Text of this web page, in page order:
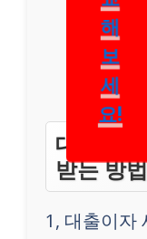
해
보
세
요!
대출이
받는 방
1, 대출이자